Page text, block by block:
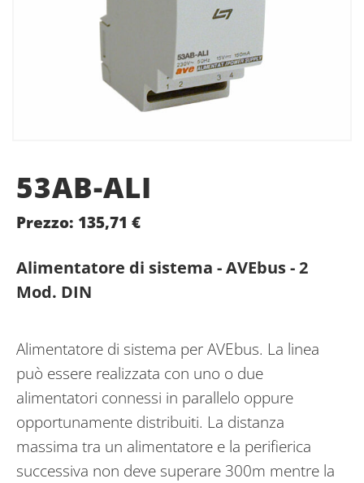
53AB-ALI
Prezzo: 135,71 €
Alimentatore di sistema - AVEbus - 2
Mod. DIN
Alimentatore di sistema per AVEbus. La linea
può essere realizzata con uno o due
alimentatori connessi in parallelo oppure
opportunamente distribuiti. La distanza
massima tra un alimentatore e la perifierica
successiva non deve superare 300m mentre la